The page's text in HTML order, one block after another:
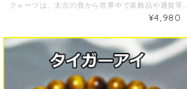
クォーツは、太古の昔から世界中で装飾品や通貨等にも使われ、普段の生活には大切な祈祷や儀式など神聖な場所でも用いられ、または、病気治療の際にも用いられたそうです。クォーツ(石英)の中で無色透明なものは、ロッククリスタルと呼ばれています。パワーストーンを代表する万能の石で、あらゆる物事を浄化し良いパワーを増強し幸運を招く石と言われています。 四月の誕生石 石言葉；会心 水晶は日本の【国石】 天然石の意味としては心を清める、潜在能力を発揮させるなどが上げられます。本製品は、上質な本水晶(ブラジル産)に64面のカットで仕上げ、三連によるボリューム感があり、ミラーボールのようなキラキラなきれいな水晶ブレスです。幸運３倍のオシャレな３連ブレス レットです。 サイズ：内周約15cm 16cm 17cm 18cm 19cm 珠のサイズ：本水晶AAA(ロッククリスタル)・64面カット８mm＆６mm ボタンカット8ｘ4ｍｍ
¥4,980